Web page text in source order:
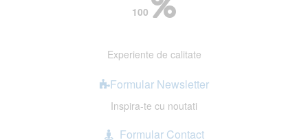
100
Experiente de calitate
Formular Newsletter
Inspira-te cu noutati
Formular Contact